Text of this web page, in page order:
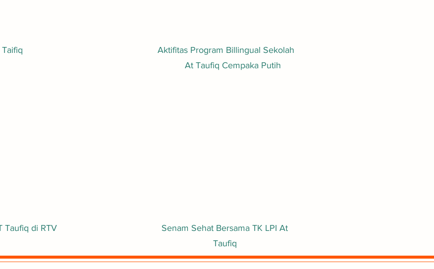
Taufiq di RTV
Aktifitas Program Billingual Sekolah
At Taufiq Cempaka Putih
Senam Sehat Bersama TK LPI At
Taufiq